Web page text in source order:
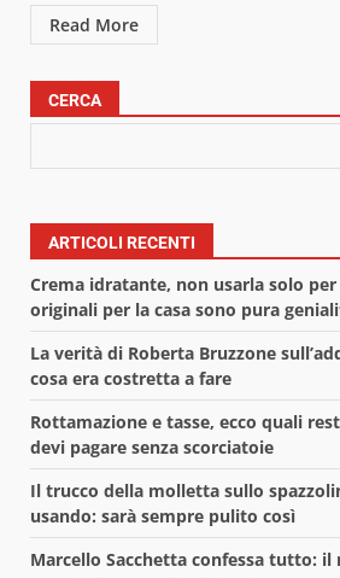
Read More
CERCA
ARTICOLI RECENTI
Crema idratante, non usarla solo
originali per la casa sono pura
La verità di Roberta Bruzzone
cosa era costretta a fare
Rottamazione e tasse, ecco quali
devi pagare senza scorciatoie
Il trucco della molletta sullo
usando: sarà sempre pulito così
Marcello Sacchetta confessa tutto: